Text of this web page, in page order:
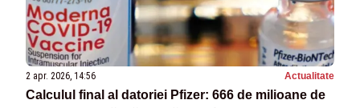
2 apr. 2026, 14:56 Actualitate
Calculul final al datoriei Pfizer: 666 de milioane de